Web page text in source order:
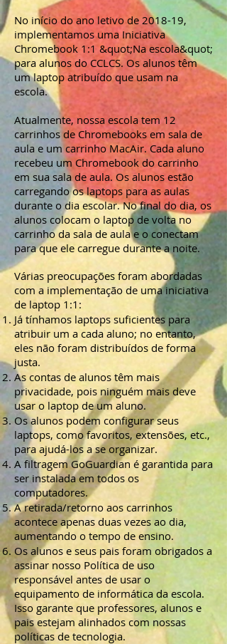
No início do ano letivo de 2018-19,
implementamos uma Iniciativa
Chromebook 1:1 &quot;Na escola&quot;
para alunos do CCLCS. Os alunos têm
um laptop atribuído que usam na
escola.
Atualmente, nossa escola tem 12
carrinhos de Chromebooks em sala de
aula e um carrinho MacAir. Cada aluno
recebeu um Chromebook do carrinho
em sua sala de aula. Os alunos estão
carregando os laptops para as aulas
durante o dia escolar. No final do dia, os
alunos colocam o laptop de volta no
carrinho da sala de aula e o conectam
para que ele carregue durante a noite.
Várias preocupações foram abordadas
com a implementação de uma iniciativa
de laptop 1:1:
Já tínhamos laptops suficientes para
atribuir um a cada aluno; no entanto,
eles não foram distribuídos de forma
justa.
As contas de alunos têm mais
privacidade, pois ninguém mais deve
usar o laptop de um aluno.
Os alunos podem configurar seus
laptops, como favoritos, extensões, etc.,
para ajudá-los a se organizar.
A filtragem GoGuardian é garantida para
ser instalada em todos os
computadores.
A retirada/retorno aos carrinhos
acontece apenas duas vezes ao dia,
aumentando o tempo de ensino.
Os alunos e seus pais foram obrigados a
assinar nosso Política de uso
responsável antes de usar o
equipamento de informática da escola.
Isso garante que professores, alunos e
pais estejam alinhados com nossas
políticas de tecnologia.